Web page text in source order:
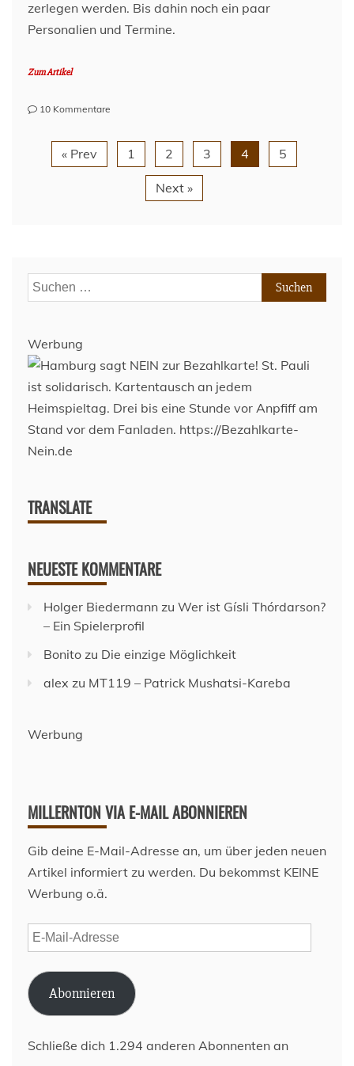
zerlegen werden. Bis dahin noch ein paar
Personalien und Termine.
Zum Artikel
10 Kommentare
am
Millerntor
« Prev 1 2 3 4 5
Next »
Suchen
nach:
Werbung
TRANSLATE
NEUESTE KOMMENTARE
Holger Biedermann zu Wer ist Gísli Thórdarson?
– Ein Spielerprofil
Bonito zu Die einzige Möglichkeit
alex zu MT119 – Patrick Mushatsi-Kareba
Werbung
MILLERNTON VIA E-MAIL ABONNIEREN
Gib deine E-Mail-Adresse an, um über jeden neuen
Artikel informiert zu werden. Du bekommst KEINE
Werbung o.ä.
E-
Mail-
Adresse
Abonnieren
Schließe dich 1.294 anderen Abonnenten an